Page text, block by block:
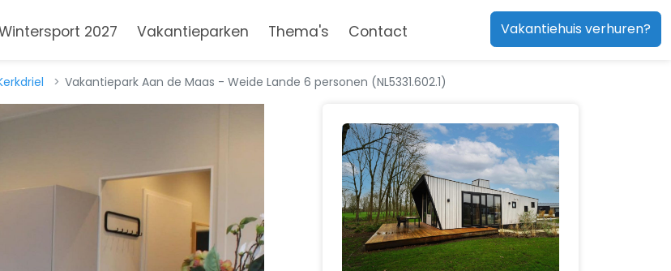
2027 Vakantieparken Thema's Contact Vakantiehuis verhuren?
Vakantiepark Aan de Maas - Weide Lande 6 personen (NL5331.602.1)